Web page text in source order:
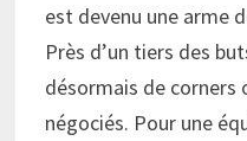
est devenu une arme
Près d’un tiers des
désormais de corners
négociés. Pour une